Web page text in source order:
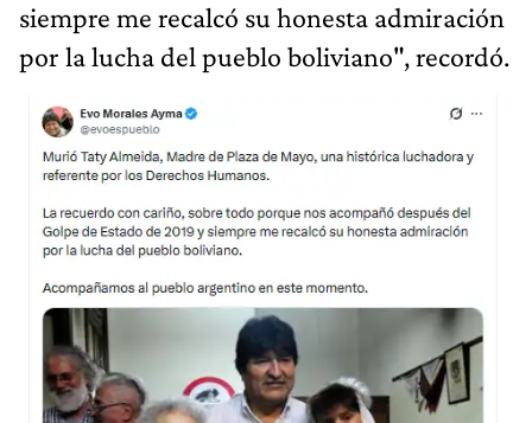
siempre me recalcó su honesta admiración
por la lucha del pueblo boliviano", recordó.